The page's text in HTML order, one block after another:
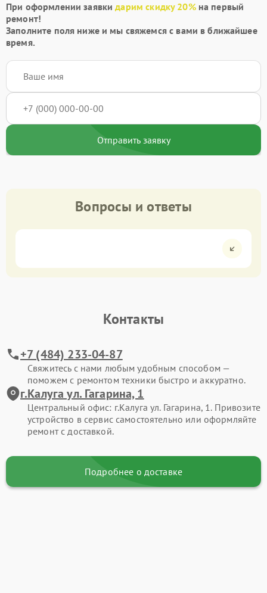
При оформлении заявкидарим скидку 20%на первый
ремонт!
Заполните поля ниже и мы свяжемся с вами в ближайшее
время.
Отправить заявку
Вопросы и ответы
Контакты
+7 (484) 233-04-87
Свяжитесь с нами любым удобным способом —
поможем с ремонтом техники быстро и аккуратно.
г.Калуга ул. Гагарина, 1
Центральный офис: г.Калуга ул. Гагарина, 1. Привозите
устройство в сервис самостоятельно или оформляйте
ремонт с доставкой.
Подробнее о доставке